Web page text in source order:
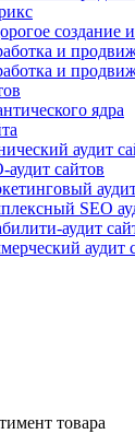
создание
и
и
ядра
аудит
аудит сайтов
SEO
аудит
аудит
товара